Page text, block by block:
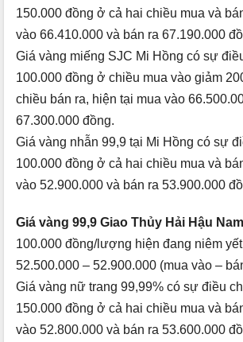
150.000 đồng ở cả hai chiều mua và
vào 66.410.000 và bán ra 67.190.000
Giá vàng miếng SJC Mi Hồng có sự
100.000 đồng ở chiều mua vào giảm
chiều bán ra, hiện tại mua vào
67.300.000 đồng.
Giá vàng nhẫn 99,9 tại Mi Hồng có sự
100.000 đồng ở cả hai chiều mua và
vào 52.900.000 và bán ra 53.900.000
Giá vàng 99,9 Giao Thủy Hải Hậu
100.000 đồng/lượng hiện đang niêm
52.500.000 – 52.900.000 (mua vào –
Giá vàng nữ trang 99,99% có sự điều
150.000 đồng ở cả hai chiều mua và
vào 52.800.000 và bán ra 53.600.000